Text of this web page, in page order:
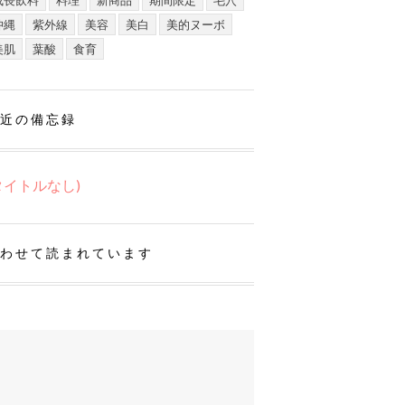
縄
紫外線 美容 美白
美的ヌーボ
肌
葉酸 食育
の備忘録
イトルなし)
せて読まれています